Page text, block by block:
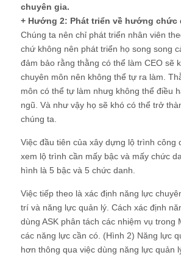
chuyên gia.
+ Hướng 2: Phát triển về hướng chức
Chúng ta nên chỉ phát triển nhân viên
chứ không nên phát triển họ song song
đảm bảo rằng thằng có thể làm CEO sẽ
chuyên môn nên không thể tự ra làm.
môn có thể tự làm nhưg không thể điều
ngũ. Và như vậy họ sẽ khó có thể trở
chúng ta.
Việc đầu tiên của xây dựng lộ trình công
xem lộ trình cần mấy bậc và mấy chức
hình là 5 bậc và 5 chức danh.
Việc tiếp theo là xác định năng lực
trí và năng lực quản lý. Cách xác định
dùng ASK phân tách các nhiệm vụ trong
các năng lực cần có. (Hình 2) Năng lực
hơn thông qua việc dùng năng lực quản